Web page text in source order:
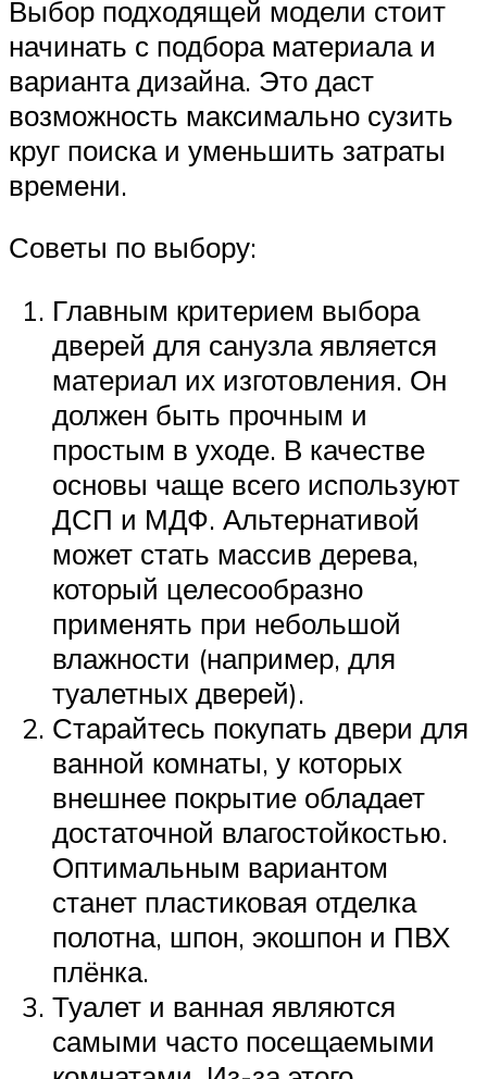
Выбор подходящей модели стоит
начинать с подбора материала и
варианта дизайна. Это даст
возможность максимально сузить
круг поиска и уменьшить затраты
времени.
Советы по выбору:
Главным критерием выбора
дверей для санузла является
материал их изготовления. Он
должен быть прочным и
простым в уходе. В качестве
основы чаще всего используют
ДСП и МДФ. Альтернативой
может стать массив дерева,
который целесообразно
применять при небольшой
влажности (например, для
туалетных дверей).
Старайтесь покупать двери для
ванной комнаты, у которых
внешнее покрытие обладает
достаточной влагостойкостью.
Оптимальным вариантом
станет пластиковая отделка
полотна, шпон, экошпон и ПВХ
плёнка.
Туалет и ванная являются
самыми часто посещаемыми